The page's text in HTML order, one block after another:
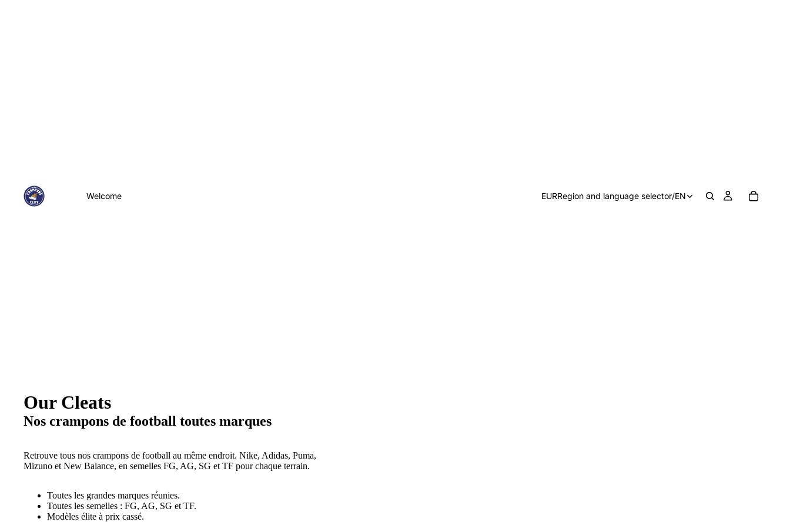
Welcome EURRegion and language selector/EN
Our Cleats
Nos crampons de football toutes marques
Retrouve tous nos crampons de football au même endroit. Nike, Adidas, Puma,
Mizuno et New Balance, en semelles FG, AG, SG et TF pour chaque terrain.
Toutes les grandes marques réunies.
Toutes les semelles : FG, AG, SG et TF.
Modèles élite à prix cassé.